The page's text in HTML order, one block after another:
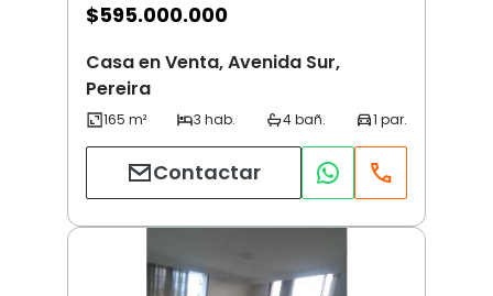
$595.000.000
Casa en Venta, Avenida Sur,
Pereira
Contactar